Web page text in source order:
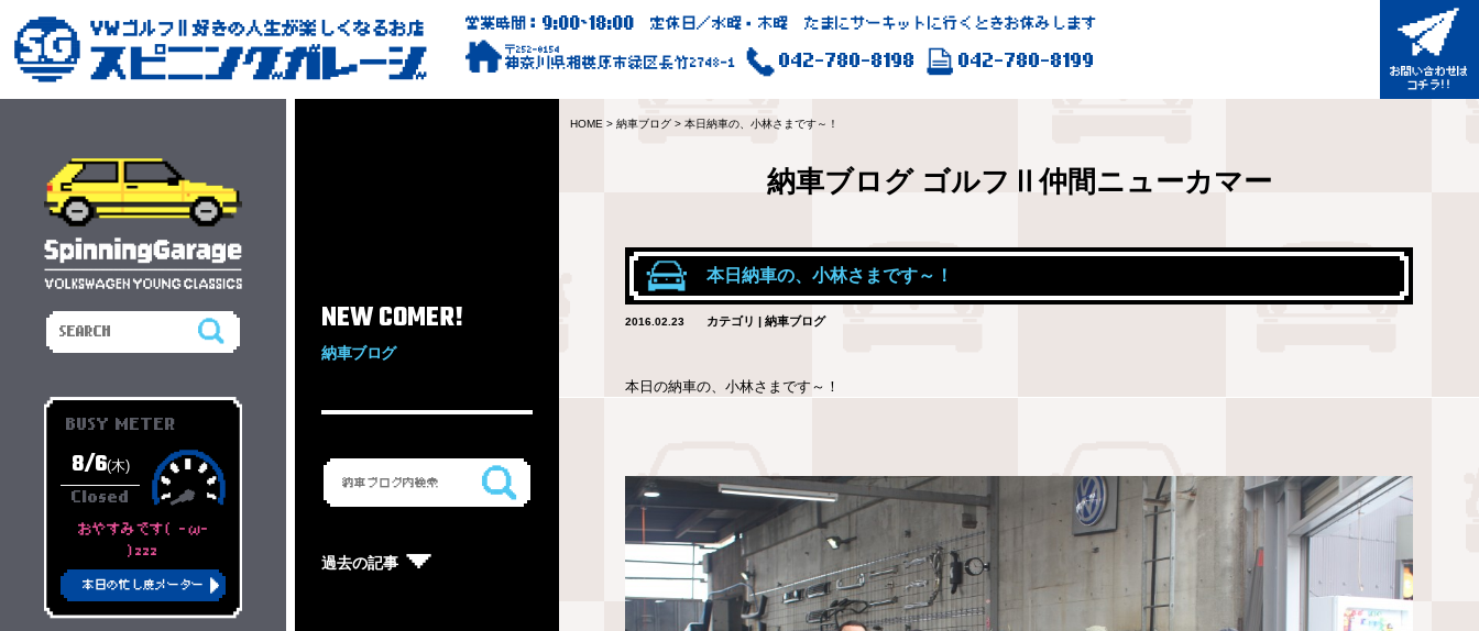
営業時間：9:00~18:00 定休日／水曜・木曜 たまにサーキットに行くときお休みします
〒252-0154
神奈川県相模原市緑区長竹2748-1 042-780-8198 042-780-8199
NEW COMER!
納車ブログ
過去の記事
HOME > 納車ブログ > 本日納車の、小林さまです～！
納車ブログ ゴルフⅡ仲間ニューカマー
本日納車の、小林さまです～！
2016.02.23 カテゴリ | 納車ブログ
本日の納車の、小林さまです～！
BUSY METER
8/6(木)
Closed
おやすみです( -ω-
)zzz
本日の忙し度メーター